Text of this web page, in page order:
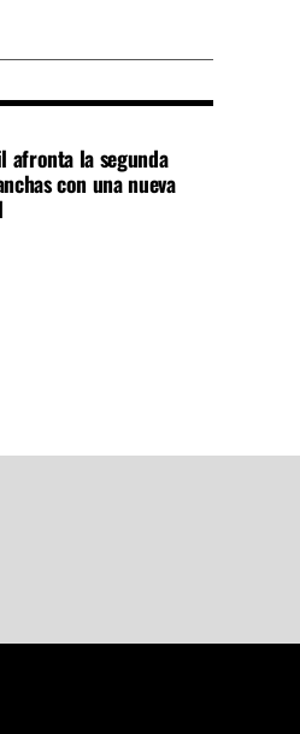
afronta la segunda
con una nueva